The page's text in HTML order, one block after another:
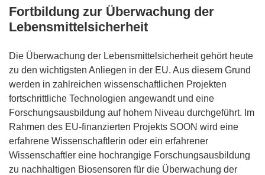
Fortbildung zur Überwachung der
Lebensmittelsicherheit
Die Überwachung der Lebensmittelsicherheit gehört heute
zu den wichtigsten Anliegen in der EU. Aus diesem Grund
werden in zahlreichen wissenschaftlichen Projekten
fortschrittliche Technologien angewandt und eine
Forschungsausbildung auf hohem Niveau durchgeführt. Im
Rahmen des EU-finanzierten Projekts SOON wird eine
erfahrene Wissenschaftlerin oder ein erfahrener
Wissenschaftler eine hochrangige Forschungsausbildung
zu nachhaltigen Biosensoren für die Überwachung der